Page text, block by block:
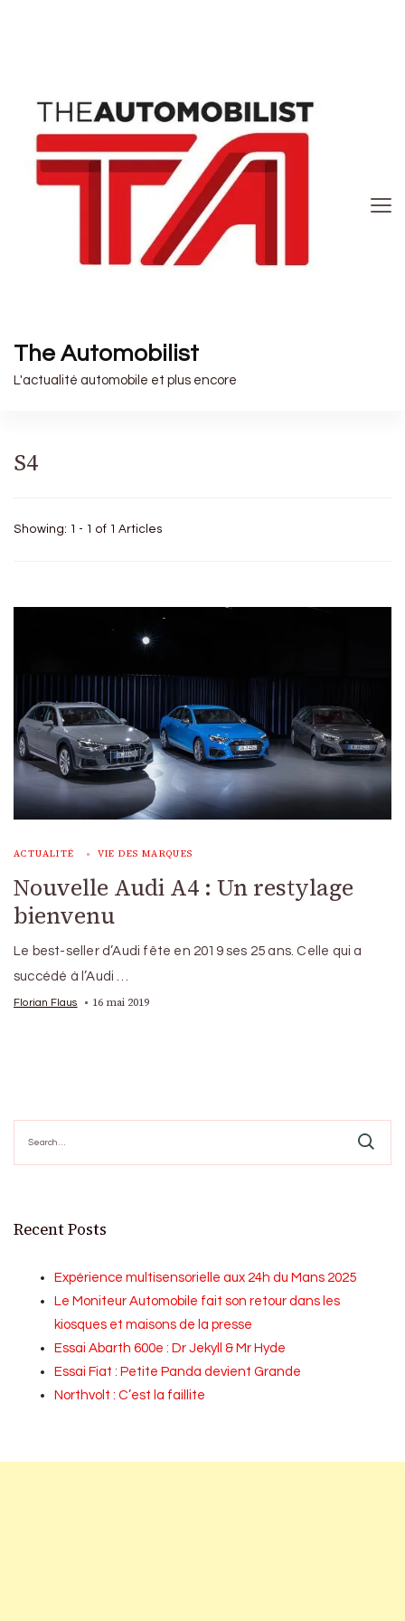
The Automobilist
L'actualité automobile et plus encore
S4
Showing: 1 - 1 of 1 Articles
ACTUALITÉ VIE DES MARQUES
Nouvelle Audi A4 : Un restylage
bienvenu
Le best-seller d’Audi fête en 2019 ses 25 ans. Celle qui a
succédé à l’Audi …
Florian Flaus 16 mai 2019
for:
Recent Posts
Expérience multisensorielle aux 24h du Mans 2025
Le Moniteur Automobile fait son retour dans les
kiosques et maisons de la presse
Essai Abarth 600e : Dr Jekyll & Mr Hyde
Essai Fiat : Petite Panda devient Grande
Northvolt : C’est la faillite